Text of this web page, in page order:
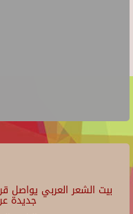
بيت الشعر العربي يواصل
جديدة